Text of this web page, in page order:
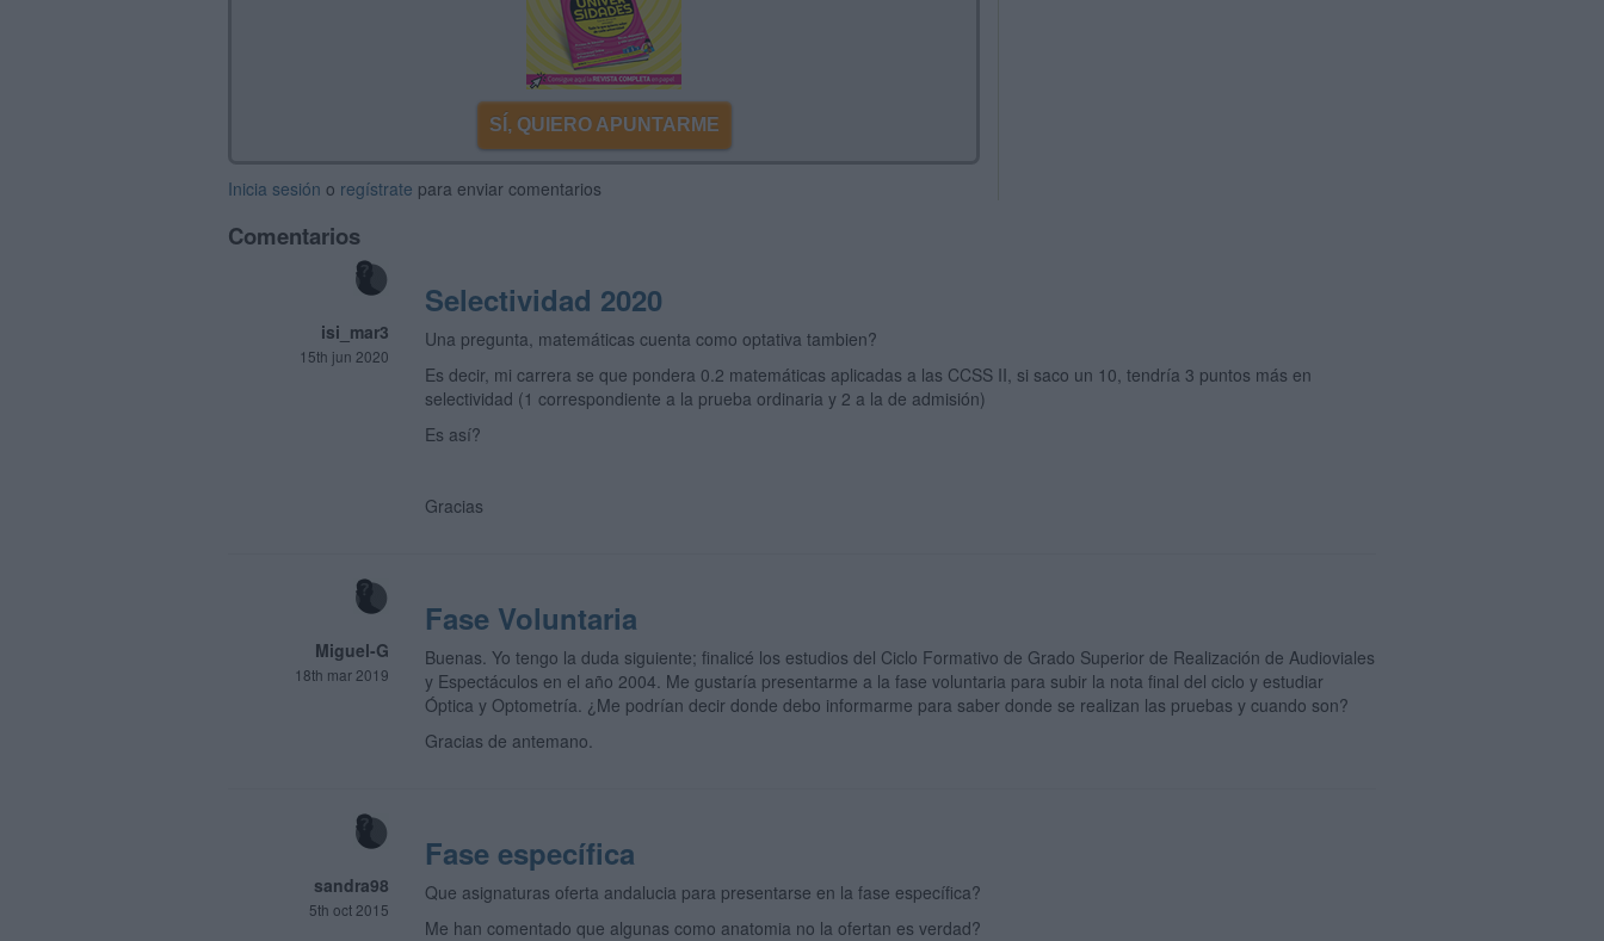
SÍ, QUIERO APUNTARME
Inicia sesión o regístrate para enviar comentarios
Comentarios
isi_mar3
15th jun 2020
Selectividad 2020
Una pregunta, matemáticas cuenta como optativa tambien?
Es decir, mi carrera se que pondera 0.2 matemáticas aplicadas a las CCSS II, si saco un 10, tendría 3 puntos más en
selectividad (1 correspondiente a la prueba ordinaria y 2 a la de admisión)
Es así?
Gracias
Miguel-G
18th mar 2019
Fase Voluntaria
Buenas. Yo tengo la duda siguiente; finalicé los estudios del Ciclo Formativo de Grado Superior de Realización de Audioviales
y Espectáculos en el año 2004. Me gustaría presentarme a la fase voluntaria para subir la nota final del ciclo y estudiar
Óptica y Optometría. ¿Me podrían decir donde debo informarme para saber donde se realizan las pruebas y cuando son?
Gracias de antemano.
sandra98
5th oct 2015
Fase específica
Que asignaturas oferta andalucia para presentarse en la fase específica?
Me han comentado que algunas como anatomia no la ofertan es verdad?